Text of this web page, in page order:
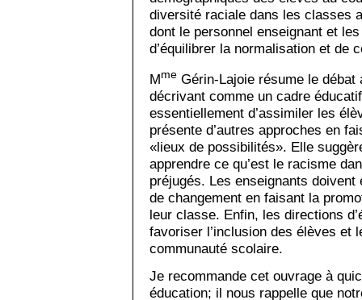
diversité raciale dans les classes
dont le personnel enseignant et
d’équilibrer la normalisation et de
Mme Gérin-Lajoie résume le
décrivant comme un cadre
essentiellement d’assimiler les
présente d’autres approches en
«lieux de possibilités». Elle
apprendre ce qu’est le racisme
préjugés. Les enseignants doivent
de changement en faisant la
leur classe. Enfin, les directions
favoriser l’inclusion des élèves et
communauté scolaire.
Je recommande cet ouvrage à
éducation; il nous rappelle que